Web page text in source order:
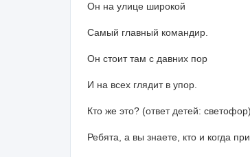
Он на улице широкой
Самый главный командир.
Он стоит там с давних пор
И на всех глядит в упор.
Кто же это? (ответ детей: светофор)
Ребята, а вы знаете, кто и когда